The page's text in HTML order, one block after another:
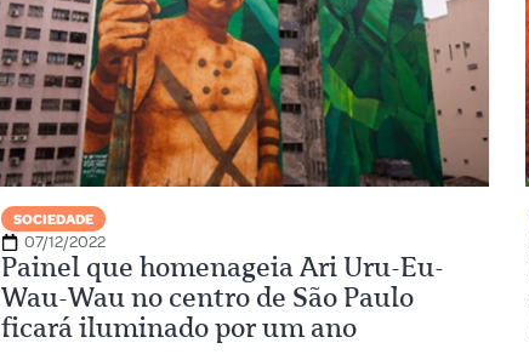
SOCIEDADE
07/12/2022
Painel que homenageia Ari Uru-Eu-
Wau-Wau no centro de São Paulo
ficará iluminado por um ano